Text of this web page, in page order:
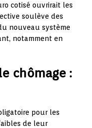
cotisé ouvrirait les
soulève des
nouveau système
notamment en
chômage :
pour les
de leur